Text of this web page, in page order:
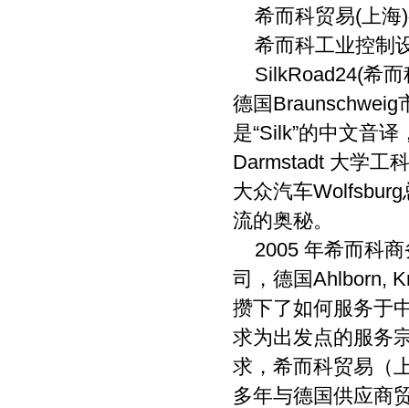
希而科贸易(上海)
希而科工业控制
SilkRoad24(希而
德国 Braunschweig
是“Silk”的中文音译
Darmstadt 大学工
大众汽车Wolfsburg
流的奥秘。
2005 年希而科
司，德国Ahlborn,
攒下了如何服务于
求为出发点的服务
求，希而科贸易（
多年与德国供应商